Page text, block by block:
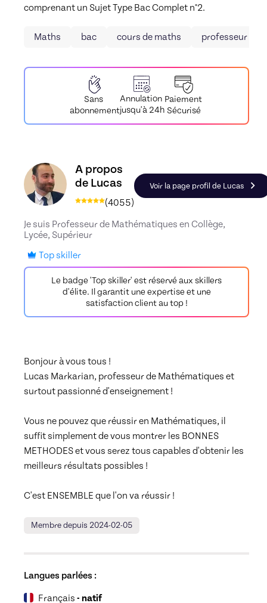
comprenant un Sujet Type Bac Complet n°2.
Maths bac cours de maths professeur de
Sans
abonnement
Annulation
jusqu'à 24h
Paiement
Sécurisé
Découvrez le profil de Lucas, Skiller en Maths
A propos
de Lucas
(4055)
Voir la page profil de Lucas
Je suis Professeur de Mathématiques en Collège,
Lycée, Supérieur
Top skiller
Le badge 'Top skiller' est réservé aux skillers
d'élite. Il garantit une expertise et une
satisfaction client au top !
Bonjour à vous tous !
Lucas Markarian, professeur de Mathématiques et
surtout passionné d'enseignement !
Vous ne pouvez que réussir en Mathématiques, il
suffit simplement de vous montrer les BONNES
METHODES et vous serez tous capables d'obtenir les
meilleurs résultats possibles !
C'est ENSEMBLE que l'on va réussir !
Membre depuis 2024-02-05
Langues parlées :
Français - natif